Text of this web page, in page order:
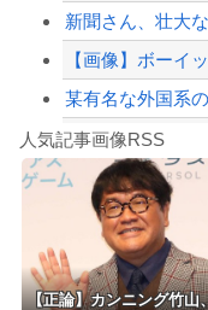
8/4のニュース
更新中止のお知
人気記事画像RSS
【正論】カンニング竹山